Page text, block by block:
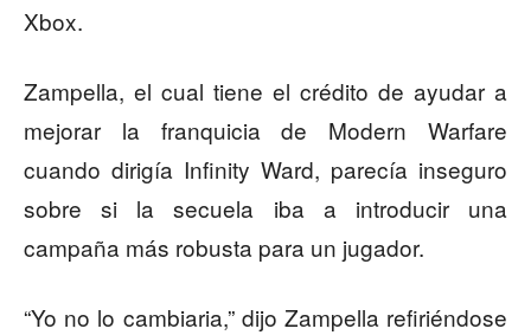
Xbox.
Zampella, el cual tiene el crédito de ayudar a
mejorar la franquicia de Modern Warfare
cuando dirigía Infinity Ward, parecía inseguro
sobre si la secuela iba a introducir una
campaña más robusta para un jugador.
“Yo no lo cambiaria,” dijo Zampella refiriéndose